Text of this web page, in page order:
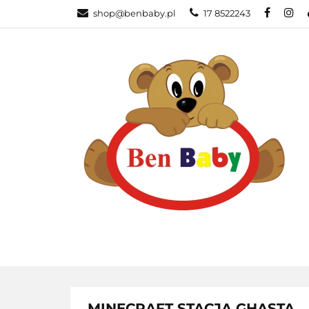
shop@benbaby.pl 17 8522243